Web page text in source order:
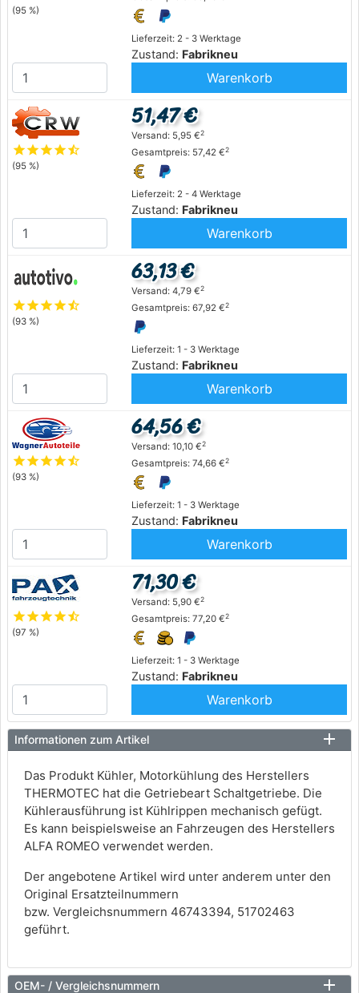
(95 %)
Lieferzeit: 2 - 3 Werktage
Zustand: Fabrikneu
Warenkorb
starstarstarstarstar_half
(95 %)
Lieferzeit: 2 - 4 Werktage
Zustand: Fabrikneu
51,47 €
Versand: 5,95 €2
Gesamtpreis: 57,42 €2
Warenkorb
starstarstarstarstar_half
(93 %)
Lieferzeit: 1 - 3 Werktage
Zustand: Fabrikneu
63,13 €
Versand: 4,79 €2
Gesamtpreis: 67,92 €2
Warenkorb
starstarstarstarstar_half
(93 %)
Lieferzeit: 1 - 3 Werktage
Zustand: Fabrikneu
64,56 €
Versand: 10,10 €2
Gesamtpreis: 74,66 €2
Warenkorb
starstarstarstarstar_half
(97 %)
Lieferzeit: 1 - 3 Werktage
Zustand: Fabrikneu
71,30 €
Versand: 5,90 €2
Gesamtpreis: 77,20 €2
Warenkorb
Informationen zum Artikel
Das Produkt Kühler, Motorkühlung des Herstellers
THERMOTEC hat die Getriebeart Schaltgetriebe. Die
Kühlerausführung ist Kühlrippen mechanisch gefügt.
Es kann beispielsweise an Fahrzeugen des Herstellers
ALFA ROMEO verwendet werden.
Der angebotene Artikel wird unter anderem unter den
Original Ersatzteilnummern
bzw. Vergleichsnummern 46743394, 51702463
geführt.
OEM- / Vergleichsnummern